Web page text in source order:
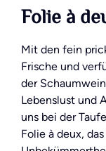
Folie à
Mit den fein
Frische und
der
Lebenslust und
uns bei der
Folie à deux,